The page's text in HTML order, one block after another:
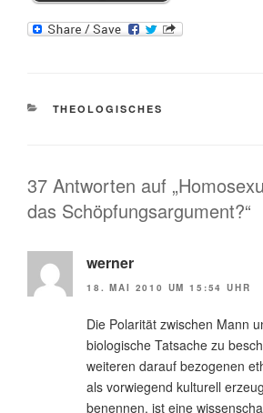
KATEGORIEN
THEOLOGISCHES
37 Antworten auf
das Schöpfungsargument?“
werner
18. MAI 2010 UM 15:54 UHR
Die Polarität zwischen Mann
biologische Tatsache zu
weiteren darauf bezogenen
als vorwiegend kulturell
benennen, ist eine